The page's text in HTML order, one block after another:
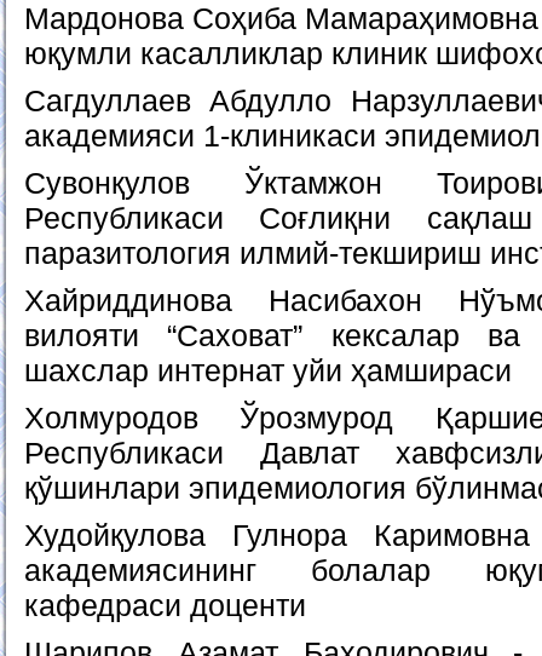
Мардонова Соҳиба
юқумли касалликлар клиник
Сагдуллаев Абдулло
академияси 1-клиникаси
Сувонқулов Ўктамжон
Республикаси Соғлиқни
паразитология илмий-текшириш
Хайриддинова Насибахон
вилояти “Саховат” кексалар ва
шахслар интернат уйи ҳамшираси
Холмуродов Ўрозмурод
Республикаси Давлат
қўшинлари эпидемиология
Худойқулова Гулнора
академиясининг болалар
кафедраси доценти